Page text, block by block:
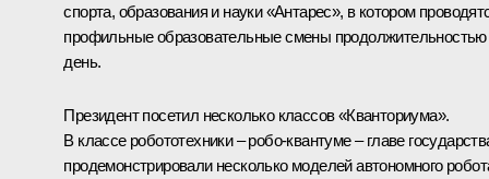
спорта, образования и науки «Антарес», в котором
профильные образовательные смены продолжительностью
день.
Президент посетил несколько классов «Кванториума».
В классе робототехники – робо-квантуме – главе
продемонстрировали несколько моделей автономного